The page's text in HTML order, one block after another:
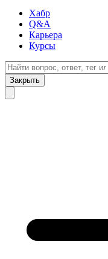
Хабр
Q&A
Карьера
Курсы
Закрыть